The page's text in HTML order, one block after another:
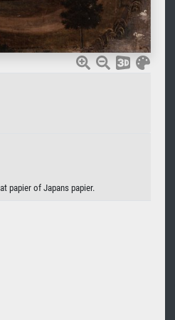
papier of Japans papier.